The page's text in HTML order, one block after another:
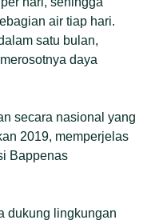
air tiap hari.
satu bulan,
daya
secara nasional yang
2019, memperjelas
Bappenas
dukung lingkungan